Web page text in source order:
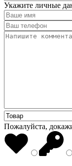
Укажите личные
Пожалуйста,